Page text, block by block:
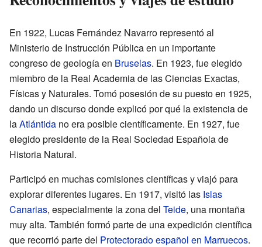
En 1922, Lucas Fernández Navarro representó al
Ministerio de Instrucción Pública en un importante
congreso de geología en Bruselas. En 1923, fue elegido
miembro de la Real Academia de las Ciencias Exactas,
Físicas y Naturales. Tomó posesión de su puesto en 1925,
dando un discurso donde explicó por qué la existencia de
laAtlántida no era posible científicamente. En 1927, fue
elegido presidente de la Real Sociedad Española de
Historia Natural.
Participó en muchas comisiones científicas y viajó para
explorar diferentes lugares. En 1917, visitó las Islas
Canarias, especialmente la zona del Teide, una montaña
muy alta. También formó parte de una expedición científica
que recorrió parte del Protectorado español en Marruecos.